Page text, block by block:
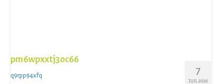
7
JUIL 2026
pm6wpxxtj3oc66
q9rpp94xfq